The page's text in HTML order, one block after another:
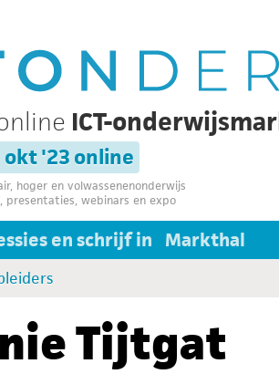
ICT-
okt '23 online
hoger en volwassenenonderwijs
presentaties, webinars en expo
en schrijf in Markthal
Tijtgat